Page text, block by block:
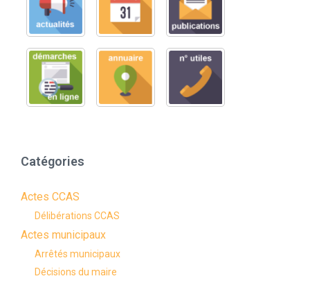
Catégories
Actes CCAS
Délibérations CCAS
Actes municipaux
Arrêtés municipaux
Décisions du maire